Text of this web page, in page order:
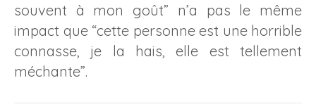
souvent à mon goût” n’a pas le même
impact que “cette personne est une horrible
connasse, je la hais, elle est tellement
méchante”.